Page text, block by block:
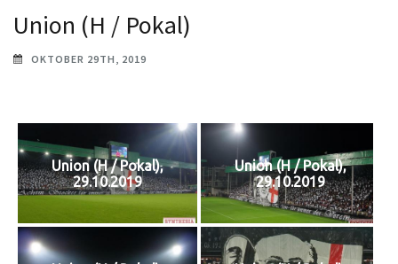
Union (H / Pokal)
OKTOBER 29TH, 2019
Union (H / Pokal),
29.10.2019
Union (H / Pokal),
29.10.2019